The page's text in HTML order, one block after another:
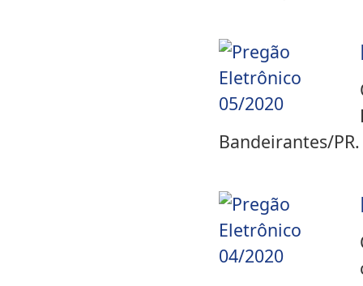
Bandeirantes/PR.